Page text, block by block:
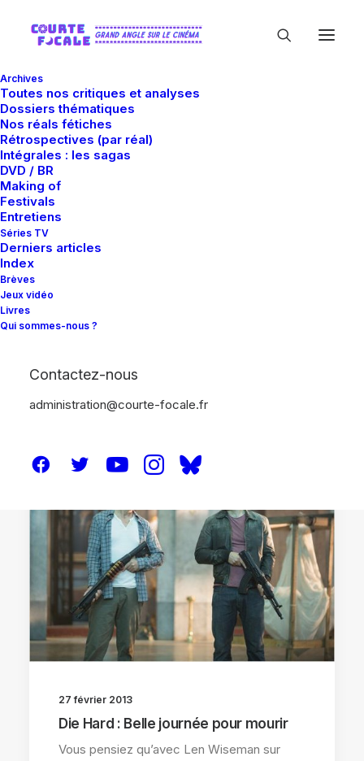
Archives
Toutes nos critiques et analyses
Dossiers thématiques
Nos réals fétiches
Rétrospectives (par réal)
Intégrales : les sagas
DVD / BR
Making of
Festivals
Entretiens
Séries TV
Derniers articles
Index
Brèves
Jeux vidéo
Livres
Qui sommes-nous ?
Contactez-nous
administration@courte-focale.fr
27 février 2013
Die Hard : Belle journée pour mourir
Vous pensiez qu’avec Len Wiseman sur